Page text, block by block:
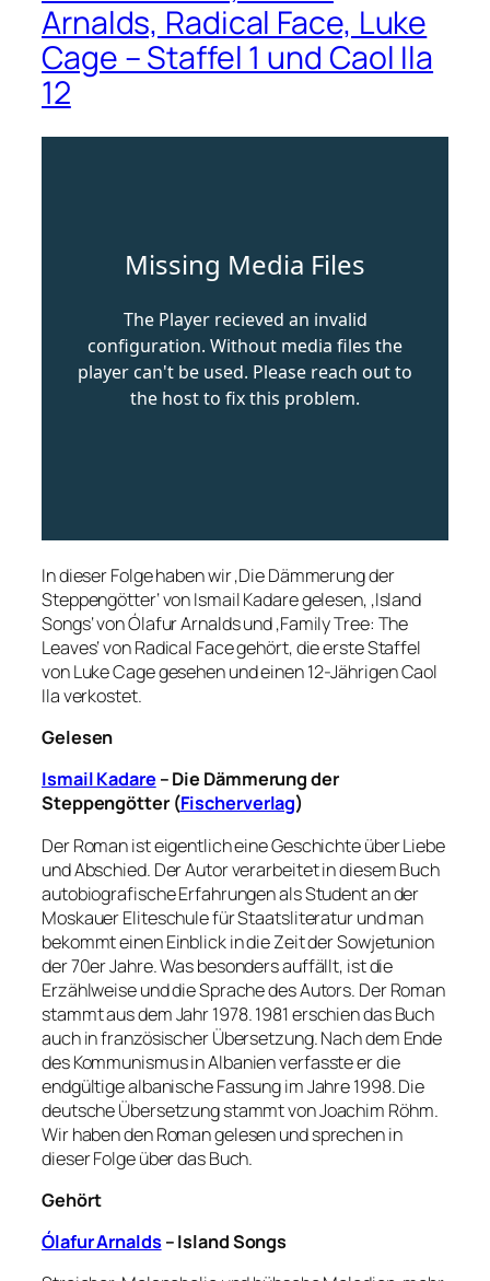
Arnalds, Radical Face, Luke
Cage – Staffel 1 und Caol Ila
12
In dieser Folge haben wir ‚Die Dämmerung der
Steppengötter‘ von Ismail Kadare gelesen, ‚Island
Songs‘ von Ólafur Arnalds und ‚Family Tree: The
Leaves‘ von Radical Face gehört, die erste Staffel
von Luke Cage gesehen und einen 12-Jährigen Caol
Ila verkostet.
Gelesen
Ismail Kadare – Die Dämmerung der
Steppengötter (Fischerverlag)
Der Roman ist eigentlich eine Geschichte über Liebe
und Abschied. Der Autor verarbeitet in diesem Buch
autobiografische Erfahrungen als Student an der
Moskauer Eliteschule für Staatsliteratur und man
bekommt einen Einblick in die Zeit der Sowjetunion
der 70er Jahre. Was besonders auffällt, ist die
Erzählweise und die Sprache des Autors. Der Roman
stammt aus dem Jahr 1978. 1981 erschien das Buch
auch in französischer Übersetzung. Nach dem Ende
des Kommunismus in Albanien verfasste er die
endgültige albanische Fassung im Jahre 1998. Die
deutsche Übersetzung stammt von Joachim Röhm.
Wir haben den Roman gelesen und sprechen in
dieser Folge über das Buch.
Gehört
Ólafur Arnalds– Island Songs